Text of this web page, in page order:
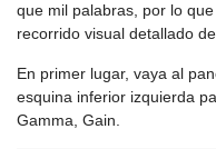
que mil palabras, por lo
recorrido visual detallado
En primer lugar, vaya al
esquina inferior izquierda
Gamma, Gain.